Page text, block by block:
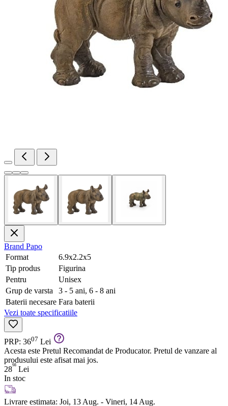
Brand Papo
Format
6.9x2.2x5
Tip produs
Figurina
Pentru
Unisex
Grup de varsta
3 - 5 ani, 6 - 8 ani
Baterii necesare Fara baterii
Vezi toate specificatiile
PRP: 3607 Lei
Acesta este Pretul Recomandat de Producator. Pretul de vanzare al
produsului este afisat mai jos.
2898 Lei
In stoc
Livrare estimata: Joi, 13 Aug. - Vineri, 14 Aug.